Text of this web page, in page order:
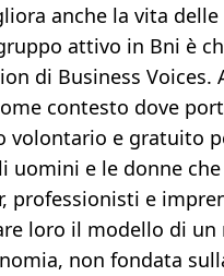
anche la vita delle
attivo in Bni è
di Business Voices.
contesto dove
volontario e gratuito
uomini e le donne
professionisti e
loro il modello di un
non fondata